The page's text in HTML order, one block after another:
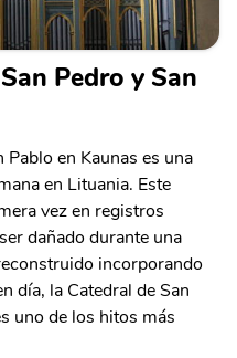
Pedro y San
Pablo en Kaunas es una
en Lituania. Este
vez en registros
dañado durante una
incorporando
día, la Catedral de San
uno de los hitos más